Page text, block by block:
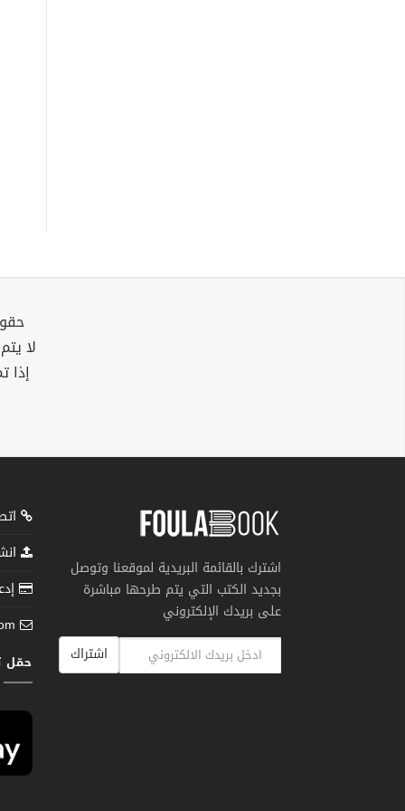
لا
إذا
اشترك بالقائمة البريدية لموقعنا وتوصل
بجديد الكتب التي يتم طرحها مباشرة
على بريدك الإلكتروني
اشتراك
حمّل